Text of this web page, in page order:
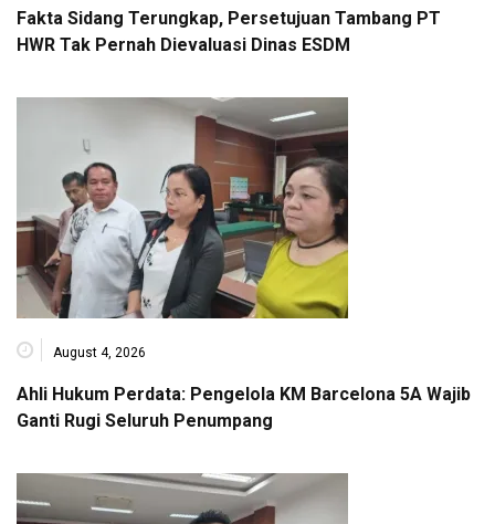
Fakta Sidang Terungkap, Persetujuan Tambang PT
HWR Tak Pernah Dievaluasi Dinas ESDM
August 4, 2026
Ahli Hukum Perdata: Pengelola KM Barcelona 5A Wajib
Ganti Rugi Seluruh Penumpang